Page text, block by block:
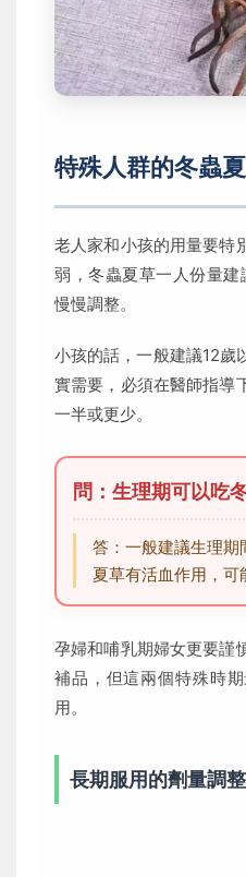
特殊人群的冬蟲
老人家和小孩的用量要特
弱，冬蟲夏草一人份量
慢慢調整。
小孩的話，一般建議12歲
實需要，必須在醫師指導
一半或更少。
問：生理期可以吃
答：一般建議生理期
夏草有活血作用，可
孕婦和哺乳期婦女更要謹
補品，但這兩個特殊時
用。
長期服用的劑量調整